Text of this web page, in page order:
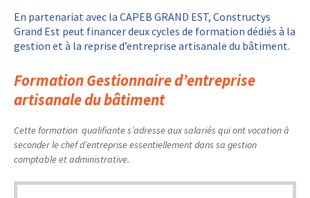
En partenariat avec la CAPEB GRAND EST, Constructys
Grand Est peut financer deux cycles de formation dédiés à la
gestion et à la reprise d’entreprise artisanale du bâtiment.
Formation Gestionnaire d’entreprise
artisanale du bâtiment
Cette formation qualifiante s’adresse aux salariés qui ont vocation à
seconder le chef d’entreprise essentiellement dans sa gestion
comptable et administrative.